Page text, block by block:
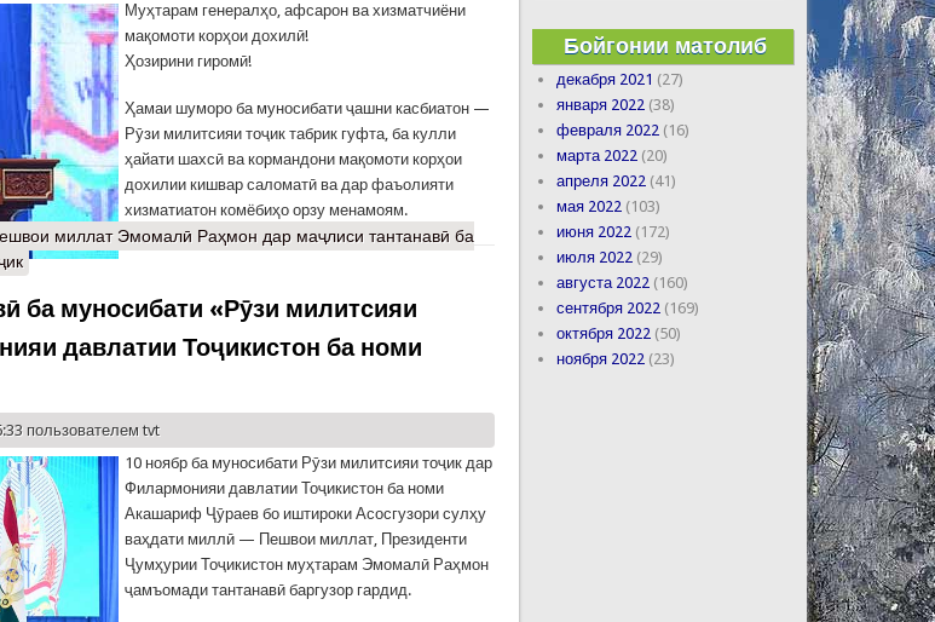
Муҳтарам генералҳо, афсарон ва хизматчиёни
мақомоти корҳои дохилӣ!
Ҳозирини гиромӣ!
Ҳамаи шуморо ба муносибати ҷашни касбиатон —
Рӯзи милитсияи тоҷик табрик гуфта, ба кулли
ҳайати шахсӣ ва кормандони мақомоти корҳои
дохилии кишвар саломатӣ ва дар фаъолияти
хизматиатон комёбиҳо орзу менамоям.
миллат Эмомалӣ Раҳмон дар маҷлиси тантанавӣ ба
ба муносибати «Рӯзи милитсияи
давлатии Тоҷикистон ба номи
пользователемtvt
10 ноябр ба муносибати Рӯзи милитсияи тоҷик дар
Филармонияи давлатии Тоҷикистон ба номи
Акашариф Ҷӯраев бо иштироки Асосгузори сулҳу
ваҳдати миллӣ — Пешвои миллат, Президенти
Ҷумҳурии Тоҷикистон муҳтарам Эмомалӣ Раҳмон
ҷамъомади тантанавӣ баргузор гардид.
Бойгонии матолиб
декабря 2021 (27)
января 2022 (38)
февраля 2022 (16)
марта 2022 (20)
апреля 2022 (41)
мая 2022 (103)
июня 2022 (172)
июля 2022 (29)
августа 2022 (160)
сентября 2022 (169)
октября 2022 (50)
ноября 2022 (23)